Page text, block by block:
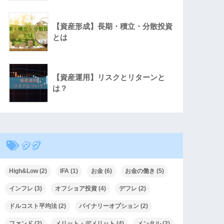
【資産形成】長期・積立・分散投資
とは
【資産運用】リスクとリターンと
は？
タグ
High&Low(2) IFA (1) お金 (6) お金の働き (5)
インフレ (3) オフショア投資 (4) デフレ (2)
ドルコスト平均法 (2) バイナリーオプション (2)